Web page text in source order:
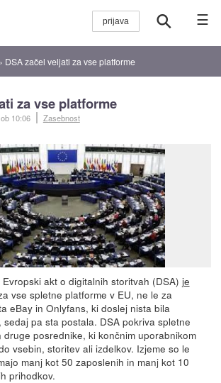
☰
DSA začel veljati za vse platforme
za vse platforme
ob 10:06 Zasebnost
Evropski akt o digitalnih storitvah (DSA) je
vse spletne platforme v EU, ne le za
eBay in Onlyfans, ki doslej nista bila
pa sta postala. DSA pokriva spletne
posrednike, ki končnim uporabnikom
vsebin, storitev ali izdelkov. Izjeme so le
manj kot 50 zaposlenih in manj kot 10
prihodkov.